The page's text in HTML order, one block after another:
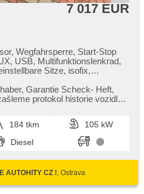
7 017 EUR
Wegfahrsperre, Start-Stop
USB, Multifunktionslenkrad,
Sitze, isofix,
beheizte Spiegel,
El. Seitenscheiben,
CD-Spieler,
Teilbare
zadní,
Elektronisches
Garantie Scheck​- Heft,​
protokol historie vozidla
184 tkm
105 kW
Diesel
AUTOHITY CZ ! , Ostrava